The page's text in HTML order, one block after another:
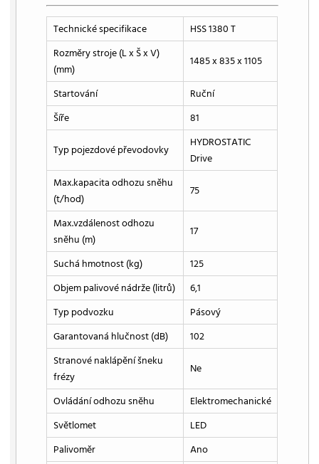
Technické specifikace
HSS 1380 T
Rozměry stroje (L x Š x V)
(mm)
1485 x 835 x 1105
Startování
Ruční
Šíře
81
Typ pojezdové převodovky
HYDROSTATIC
Drive
Max.kapacita odhozu sněhu
(t/hod)
75
Max.vzdálenost odhozu
sněhu (m)
17
Suchá hmotnost (kg)
125
Objem palivové nádrže (litrů)
6,1
Typ podvozku
Pásový
Garantovaná hlučnost (dB)
102
Stranové naklápění šneku
frézy
Ne
Ovládání odhozu sněhu
Elektromechanické
Světlomet
LED
Palivoměr
Ano